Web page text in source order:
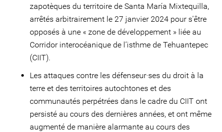
zapotèques du territoire de Santa María Mixtequilla,
arrêtés arbitrairement le 27 janvier 2024 pour s’être
opposés à une « zone de développement » liée au
Corridor interocéanique de l’isthme de Tehuantepec
(CIIT).
Les attaques contre les défenseur·ses du droit à la
terre et des territoires autochtones et des
communautés perpétrées dans le cadre du CIIT ont
persisté au cours des dernières années, et ont même
augmenté de manière alarmante au cours des